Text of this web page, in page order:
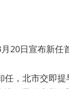
20日宣布新
，北市交即